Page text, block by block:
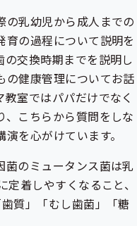
の乳幼児から成人までの
育の過程について説明を
交換時期までを説明し
の健康管理についてお話
室ではパパだけでなく
、こちらから質問をしな
を心がけています。
菌のミュータンス菌は乳
着しやすくなること、
質」「むし歯菌」「糖